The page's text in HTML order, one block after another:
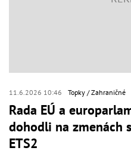
11.6.2026 10:46 Topky Zahraničné
Rada EÚ a
dohodli na zmenách
ETS2